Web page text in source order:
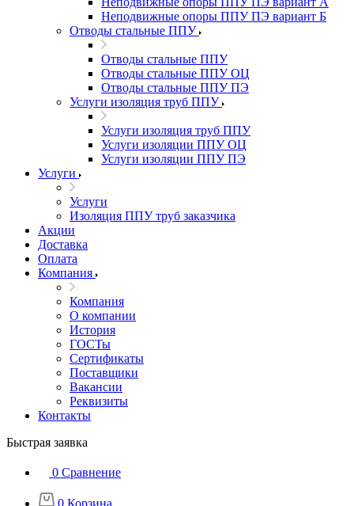
Неподвижные опоры ППУ ПЭ вариант Б
Отводы стальные ППУ
Отводы стальные ППУ
Отводы стальные ППУ ОЦ
Отводы стальные ППУ ПЭ
Услуги изоляция труб ППУ
Услуги изоляция труб ППУ
Услуги изоляции ППУ ОЦ
Услуги изоляции ППУ ПЭ
Услуги
Услуги
Изоляция ППУ труб заказчика
Акции
Доставка
Оплата
Компания
Компания
О компании
История
ГОСТы
Сертификаты
Поставщики
Вакансии
Реквизиты
Контакты
Быстрая заявка
0 Сравнение
0 Корзина